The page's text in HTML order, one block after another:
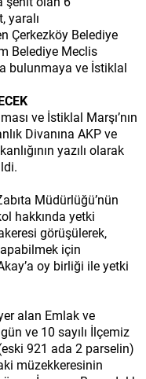
yaralı
Çerkezköy Belediye
Belediye Meclis
bulunmaya ve İstiklal
ve İstiklal Marşı’nın
Divanına AKP ve
yazılı olarak
Müdürlüğü’nün
hakkında yetki
görüşülerek,
için
oy birliği ile yetki
alan Emlak ve
ve 10 sayılı İlçemiz
921 ada 2 parselin)
müzekkeresinin